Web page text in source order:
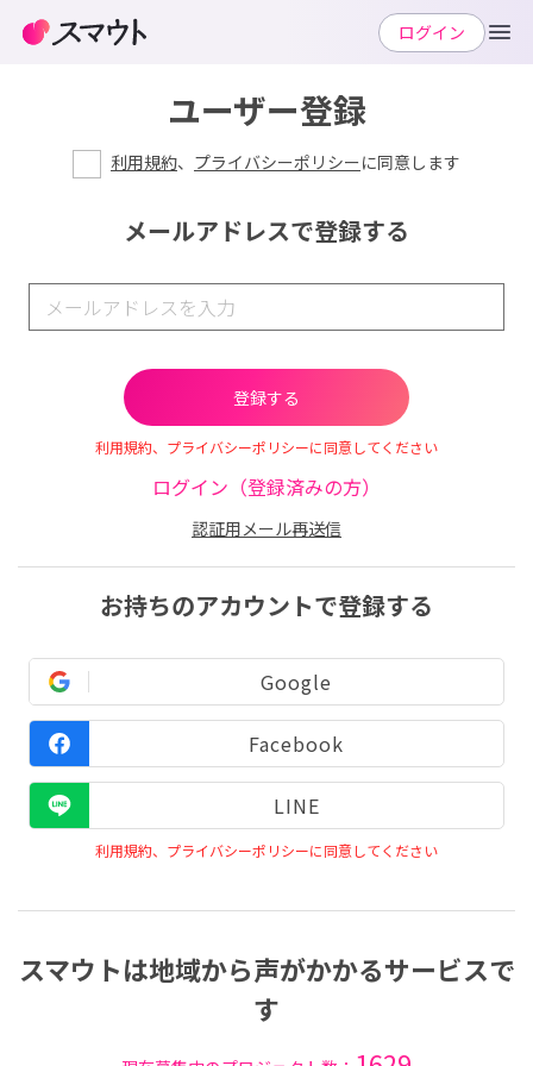
ユーザー登録
利用規約、 プライバシーポリシーに同意します
メールアドレスで登録する
利用規約、プライバシーポリシーに同意してください
ログイン（登録済みの方）
認証用メール再送信
お持ちのアカウントで登録する
Google
Facebook
LINE
利用規約、プライバシーポリシーに同意してください
スマウトは地域から声がかかるサービスで
す
ログイン